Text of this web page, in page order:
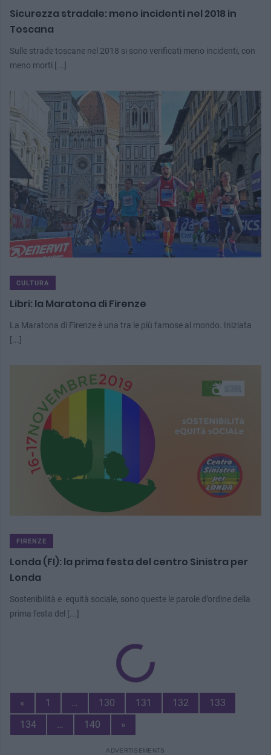
Sicurezza stradale: meno incidenti nel 2018 in
Toscana
Sulle strade toscane nel 2018 si sono verificati meno incidenti, con
meno morti [...]
CULTURA
Libri: la Maratona di Firenze
La Maratona di Firenze è una tra le più famose al mondo. Iniziata
[...]
FIRENZE
Londa (FI): la prima festa del centro Sinistra per
Londa
Sostenibilità e equità sociale, sono queste le parole d’ordine della
prima festa del [...]
« Previous
Page
1 … 130 131 132
133
134
… 140
Next
»